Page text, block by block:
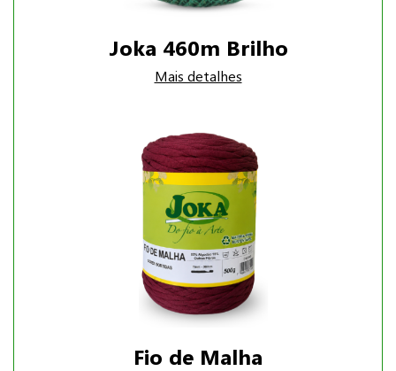
Joka 460m Brilho
Mais detalhes
Fio de Malha